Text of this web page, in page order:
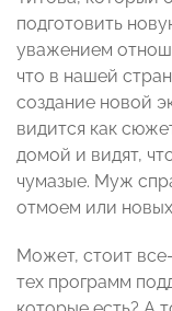
подготовить
уважением
что в нашей
создание новой
видится как
домой и видят,
чумазые. Муж
отмоем или
Может, стоит
тех программ